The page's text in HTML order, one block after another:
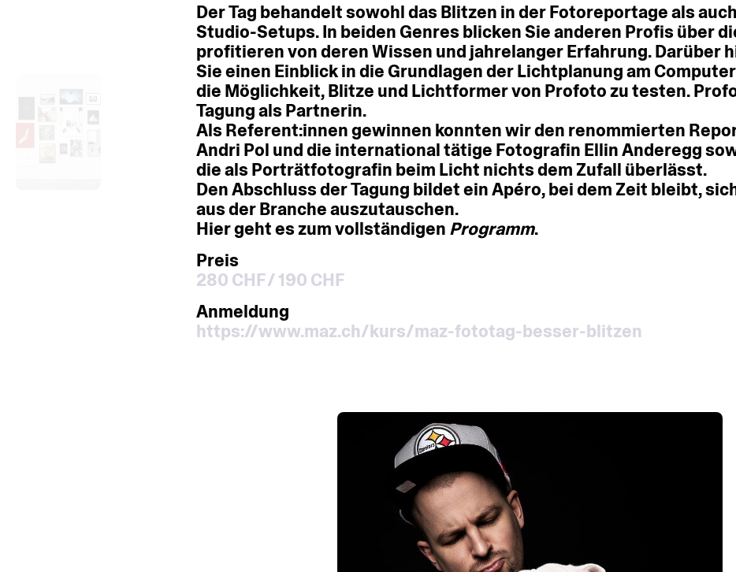
DerTag behandeltsowohldas Blitzen inderFotoreportagealsauch
Studio-Setups.In beiden Genres blickenSieanderen Profis über
profitierenvonderenWissen und jahrelangerErfahrung.Darüber
Sieeinen Einblickindie GrundlagenderLichtplanungam Computer
die Möglichkeit,Blitze und Lichtformervon Profotozutesten.
Tagungals Partnerin.
Als Referent:innengewinnen konntenwirden renommierten
Andri Pol unddie internationaltätige Fotografin EllinAnderegg
dieals Porträtfotografin beim Licht nichtsdemZufall überlässt.
DenAbschlussderTagung bildeteinApéro,beidemZeit bleibt,
ausderBrancheauszutauschen.
Hiergehteszumvollständigen Programm.
Preis
280 CHF / 190 CHF
Anmeldung
https://www.maz.ch/kurs/maz-fototag-besser-blitzen